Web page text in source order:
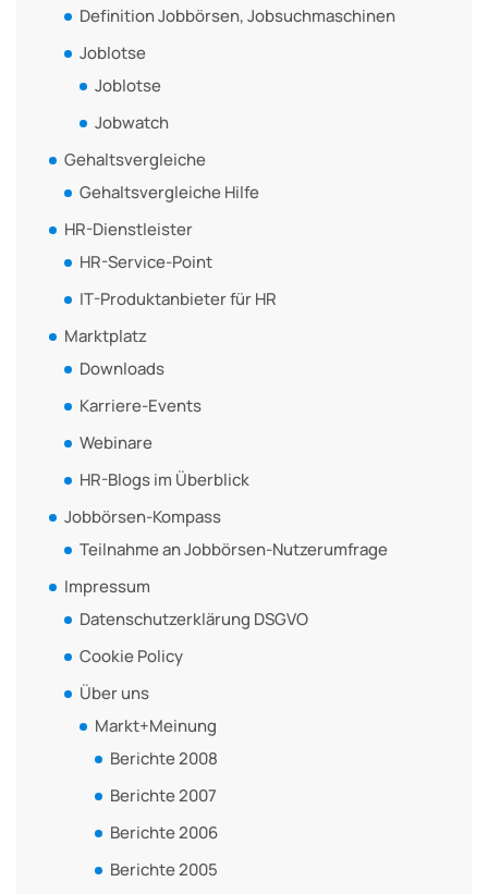
Definition Jobbörsen, Jobsuchmaschinen
Joblotse
Joblotse
Jobwatch
Gehaltsvergleiche
Gehaltsvergleiche Hilfe
HR-Dienstleister
HR-Service-Point
IT-Produktanbieter für HR
Marktplatz
Downloads
Karriere-Events
Webinare
HR-Blogs im Überblick
Jobbörsen-Kompass
Teilnahme an Jobbörsen-Nutzerumfrage
Impressum
Datenschutzerklärung DSGVO
Cookie Policy
Über uns
Markt+Meinung
Berichte 2008
Berichte 2007
Berichte 2006
Berichte 2005